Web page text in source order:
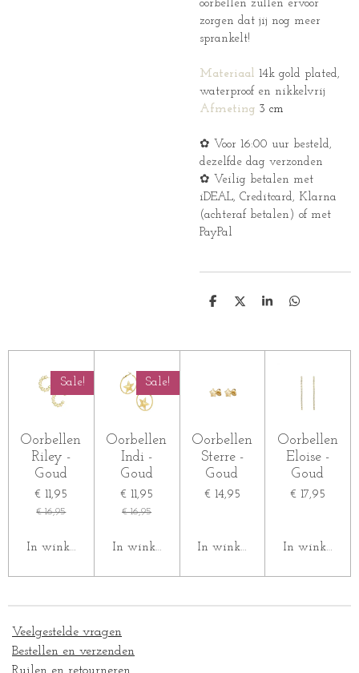
oorbellen zullen ervoor
zorgen dat jij nog meer
sprankelt!
Materiaal 14k gold plated,
waterproof en nikkelvrij
Afmeting 3 cm
✿ Voor 16:00 uur besteld,
dezelfde dag verzonden
✿ Veilig betalen met
iDEAL, Creditcard, Klarna
(achteraf betalen) of met
PayPal
D
n
D
S
e
D
n
Sale!
Oorbellen
Riley -
Goud
€ 11,95
€ 16,95
In winkelwagen
Sale!
Oorbellen
Indi -
Goud
€ 11,95
€ 16,95
In winkelwagen
Oorbellen
Sterre -
Goud
€ 14,95
In winkelwagen
Oorbellen
Eloise -
Goud
€ 17,95
In
Veelgestelde vragen
Bestellen en verzenden
Ruilen en retourneren